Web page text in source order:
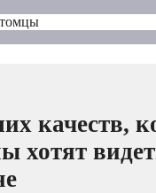
качеств,
хотят